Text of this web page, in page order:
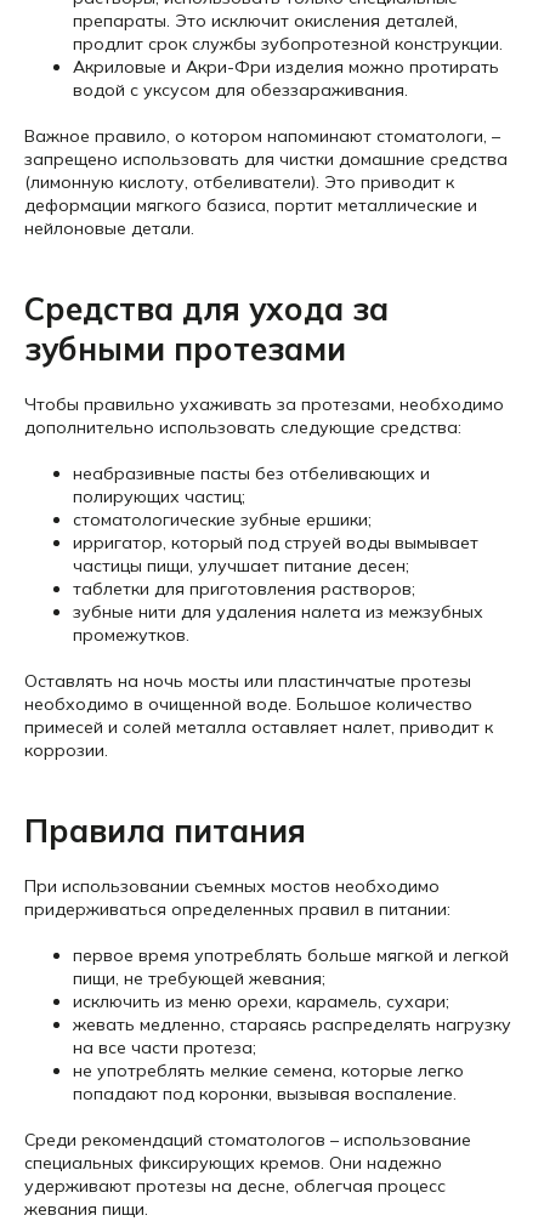
препараты. Это исключит окисления деталей,
продлит срок службы зубопротезной конструкции.
Акриловые и Акри-Фри изделия можно протирать
водой с уксусом для обеззараживания.
Важное правило, о котором напоминают стоматологи, –
запрещено использовать для чистки домашние средства
(лимонную кислоту, отбеливатели). Это приводит к
деформации мягкого базиса, портит металлические и
нейлоновые детали.
Средства для ухода за
зубными протезами
Чтобы правильно ухаживать за протезами, необходимо
дополнительно использовать следующие средства:
неабразивные пасты без отбеливающих и
полирующих частиц;
стоматологические зубные ершики;
ирригатор, который под струей воды вымывает
частицы пищи, улучшает питание десен;
таблетки для приготовления растворов;
зубные нити для удаления налета из межзубных
промежутков.
Оставлять на ночь мосты или пластинчатые протезы
необходимо в очищенной воде. Большое количество
примесей и солей металла оставляет налет, приводит к
коррозии.
Правила питания
При использовании съемных мостов необходимо
придерживаться определенных правил в питании:
первое время употреблять больше мягкой и легкой
пищи, не требующей жевания;
исключить из меню орехи, карамель, сухари;
жевать медленно, стараясь распределять нагрузку
на все части протеза;
не употреблять мелкие семена, которые легко
попадают под коронки, вызывая воспаление.
Среди рекомендаций стоматологов – использование
специальных фиксирующих кремов. Они надежно
удерживают протезы на десне, облегчая процесс
жевания пищи.